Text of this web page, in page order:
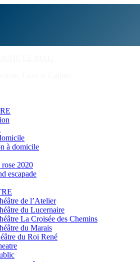
à domicile
2020
escapade
de l’Atelier
du Lucernaire
La Croisée des Chemins
du Marais
du Roi René